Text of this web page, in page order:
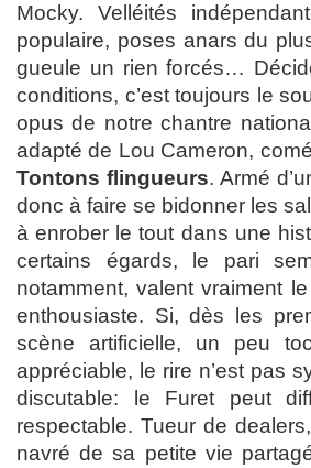
Mocky. Velléités
populaire, poses anars du
gueule un rien forcés…
conditions, c’est toujours le
opus de notre chantre
adapté de Lou Cameron,
Tontons flingueurs. Armé
donc à faire se bidonner les
à enrober le tout dans une
certains égards, le pari
notamment, valent vraiment
enthousiaste. Si, dès les
scène artificielle, un peu
appréciable, le rire n’est pas
discutable: le Furet peut
respectable. Tueur de
navré de sa petite vie